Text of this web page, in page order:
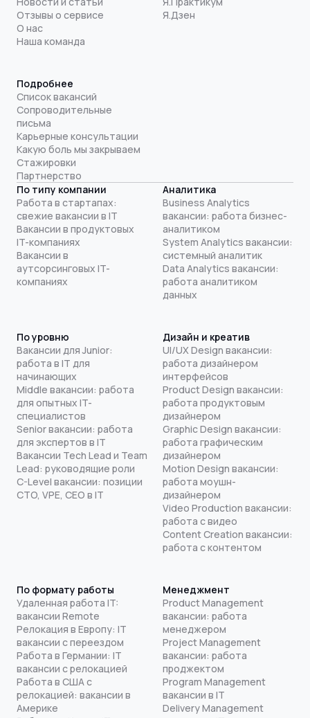
Отзывы о сервисе
О нас
Наша команда
Я.Дзен
Подробнее
Список вакансий
Сопроводительные
письма
Карьерные консультации
Какую боль мы закрываем
Стажировки
Партнерство
По типу компании
Работа в стартапах:
свежие вакансии в IT
Вакансии в продуктовых
IT-компаниях
Вакансии в
аутсорсинговых IT-
компаниях
Аналитика
Business Analytics
вакансии: работа бизнес-
аналитиком
System Analytics вакансии:
системный аналитик
Data Analytics вакансии:
работа аналитиком
данных
По уровню
Вакансии для Junior:
работа в IT для
начинающих
Middle вакансии: работа
для опытных IT-
специалистов
Senior вакансии: работа
для экспертов в IT
Вакансии Tech Lead и Team
Lead: руководящие роли
C-Level вакансии: позиции
CTO, VPE, CEO в IT
Дизайн и креатив
UI/UX Design вакансии:
работа дизайнером
интерфейсов
Product Design вакансии:
работа продуктовым
дизайнером
Graphic Design вакансии:
работа графическим
дизайнером
Motion Design вакансии:
работа моушн-
дизайнером
Video Production вакансии:
работа с видео
Content Creation вакансии:
работа с контентом
По формату работы
Удаленная работа IT:
вакансии Remote
Релокация в Европу: IT
вакансии с переездом
Работа в Германии: IT
вакансии с релокацией
Работа в США с
релокацией: вакансии в
Америке
Менеджмент
Product Management
вакансии: работа
менеджером
Project Management
вакансии: работа
проджектом
Program Management
вакансии в IT
Delivery Management